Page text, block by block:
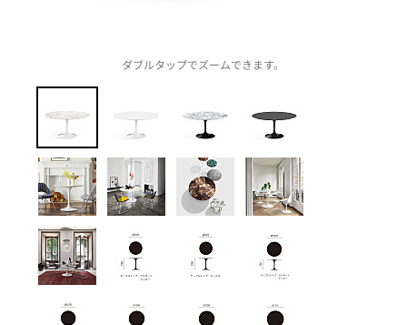
ダブルタップでズームできます。